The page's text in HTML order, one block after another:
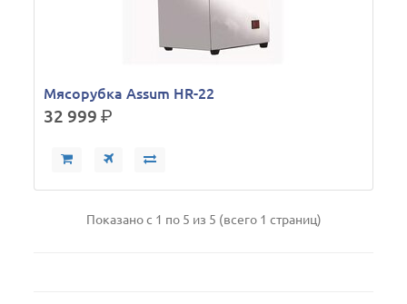
Мясорубка Assum HR-22
32 999р.
Показано с 1 по 5 из 5 (всего 1 страниц)